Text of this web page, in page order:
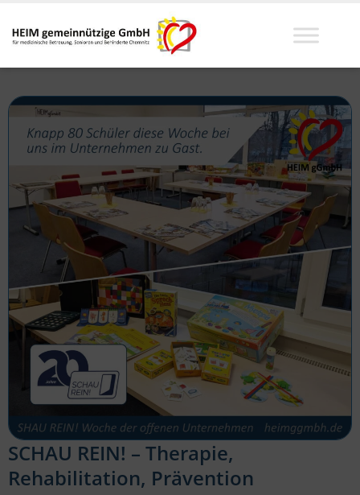
SCHAU REIN! – Therapie,
Rehabilitation, Prävention